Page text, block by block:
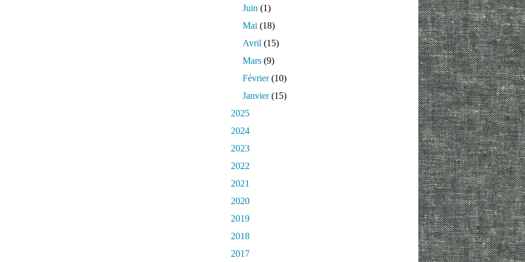
Juin (1)
Mai (18)
Avril (15)
Mars (9)
Février(10)
Janvier(15)
2025
2024
2023
2022
2021
2020
2019
2018
2017